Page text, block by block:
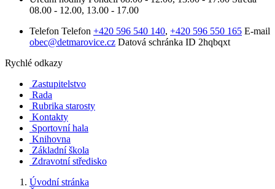
08.00 - 12.00, 13.00 - 17.00
Telefon Telefon +420 596 540 140, +420 596 550 165 E-mail
obec@detmarovice.cz Datová schránka ID 2hqbqxt
Rychlé odkazy
Zastupitelstvo
Rada
Rubrika starosty
Kontakty
Sportovní hala
Knihovna
Základní škola
Zdravotní středisko
Úvodní stránka